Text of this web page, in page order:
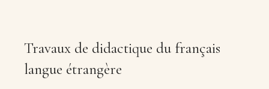
Travaux de didactique du français
langue étrangère